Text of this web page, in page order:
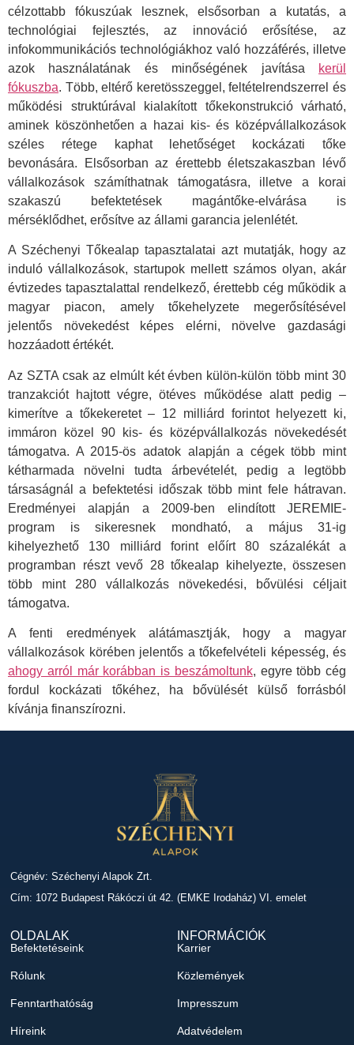
célzottabb fókuszúak lesznek, elsősorban a kutatás, a
technológiai fejlesztés, az innováció erősítése, az
infokommunikációs technológiákhoz való hozzáférés, illetve
azok használatának és minőségének javítása
kerül
fókuszba. Több, eltérő keretösszeggel, feltételrendszerrel és
működési struktúrával kialakított tőkekonstrukció várható,
aminek köszönhetően a hazai kis- és középvállalkozások
széles rétege kaphat lehetőséget kockázati tőke
bevonására. Elsősorban az érettebb életszakaszban lévő
vállalkozások számíthatnak támogatásra, illetve a korai
szakaszú befektetések magántőke-elvárása is
mérséklődhet, erősítve az állami garancia jelenlétét.
A Széchenyi Tőkealap tapasztalatai azt mutatják, hogy az
induló vállalkozások, startupok mellett számos olyan, akár
évtizedes tapasztalattal rendelkező, érettebb cég működik a
magyar piacon, amely tőkehelyzete megerősítésével
jelentős növekedést képes elérni, növelve gazdasági
hozzáadott értékét.
Az SZTA csak az elmúlt két évben külön-külön több mint 30
tranzakciót hajtott végre, ötéves működése alatt pedig –
kimerítve a tőkekeretet – 12 milliárd forintot helyezett ki,
immáron közel 90 kis- és középvállalkozás növekedését
támogatva. A 2015-ös adatok alapján a cégek több mint
kétharmada növelni tudta árbevételét, pedig a legtöbb
társaságnál a befektetési időszak több mint fele hátravan.
Eredményei alapján a 2009-ben elindított JEREMIE-
program is sikeresnek mondható, a május 31-ig
kihelyezhető 130 milliárd forint előírt 80 százalékát a
programban részt vevő 28 tőkealap kihelyezte, összesen
több mint 280 vállalkozás növekedési, bővülési céljait
támogatva.
A fenti eredmények alátámasztják, hogy a magyar
vállalkozások körében jelentős a tőkefelvételi képesség, és
ahogy arról már korábban is beszámoltunk, egyre több cég
fordul kockázati tőkéhez, ha bővülését külső forrásból
kívánja finanszírozni.
Cégnév: Széchenyi Alapok Zrt.
Cím: 1072 Budapest Rákóczi út 42. (EMKE Irodaház) VI. emelet
OLDALAK
Befektetéseink
Rólunk
Fenntarthatóság
Híreink
INFORMÁCIÓK
Karrier
Közlemények
Impresszum
Adatvédelem